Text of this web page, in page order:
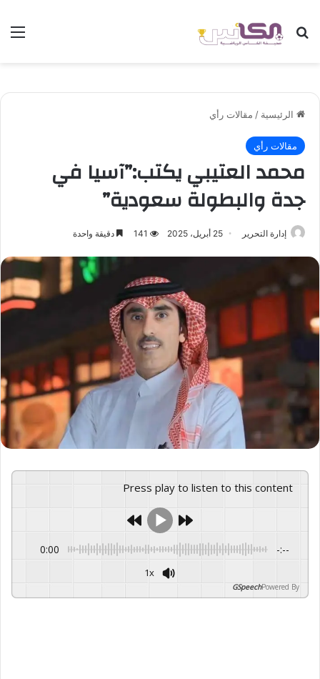
بحث عن
الرئيسية / مقالات رأي
مقالات رأي
محمد العتيبي يكتب:”آسيا في
جدة والبطولة سعودية”
إدارة التحرير 25 أبريل، 2025 141 دقيقة واحدة
Press play to listen to this content
0:00 -:--
1x
Powered By
GSpeech